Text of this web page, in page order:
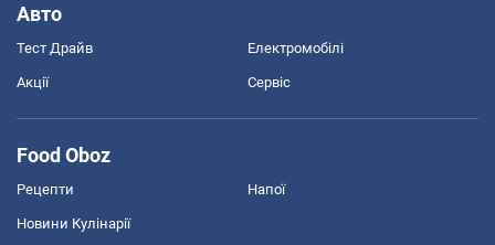
Авто
Тест Драйв Електромобілі
Акції Сервіс
Food Oboz
Рецепти Напої
Новини Кулінарії